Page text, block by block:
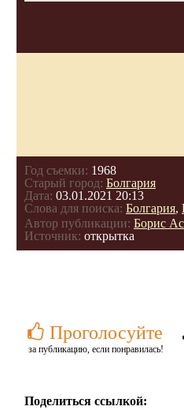
Год съемки: 1968
Старый город: Болгария
Дата: 03.01.2021 20:13
Слова для поиска: Болгария,
Автор публикации: Борис
Источник: открытка
Проголосуйте
за публикацию, если понравилась!
Поделиться ссылкой: